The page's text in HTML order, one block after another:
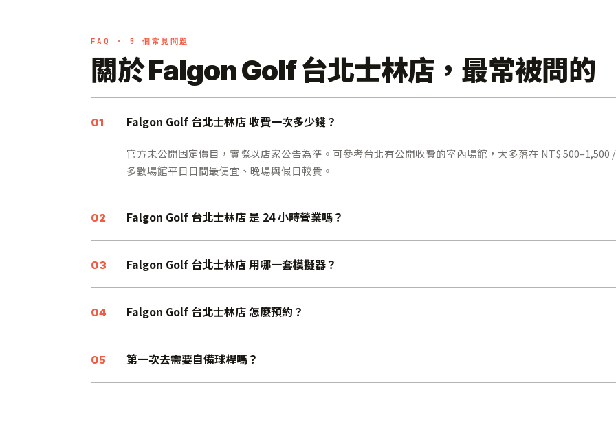
FAQ · 5 個常見問題
關於 Falgon Golf 台北士林店，最常被問的
01 Falgon Golf 台北士林店 收費一次多少錢？
官方未公開固定價目，實際以店家公告為準。可參考台北有公開收費的室內場館，大多落在 NT$ 500–1,500 /
多數場館平日日間最便宜、晚場與假日較貴。
02 Falgon Golf 台北士林店 是 24 小時營業嗎？
03 Falgon Golf 台北士林店 用哪一套模擬器？
04 Falgon Golf 台北士林店 怎麼預約？
05 第一次去需要自備球桿嗎？